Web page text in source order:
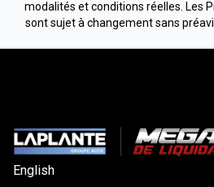
modalités et conditions réelles. Les
sont sujet à changement sans
English